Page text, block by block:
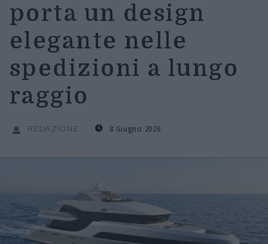
porta un design
elegante nelle
spedizioni a lungo
raggio
REDAZIONE 8 Giugno 2026